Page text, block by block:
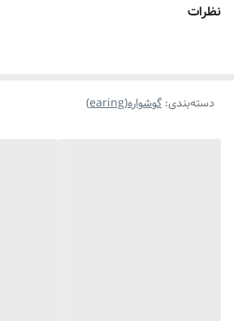
نظرات
دسته‌بندی: گوشواره(earing)